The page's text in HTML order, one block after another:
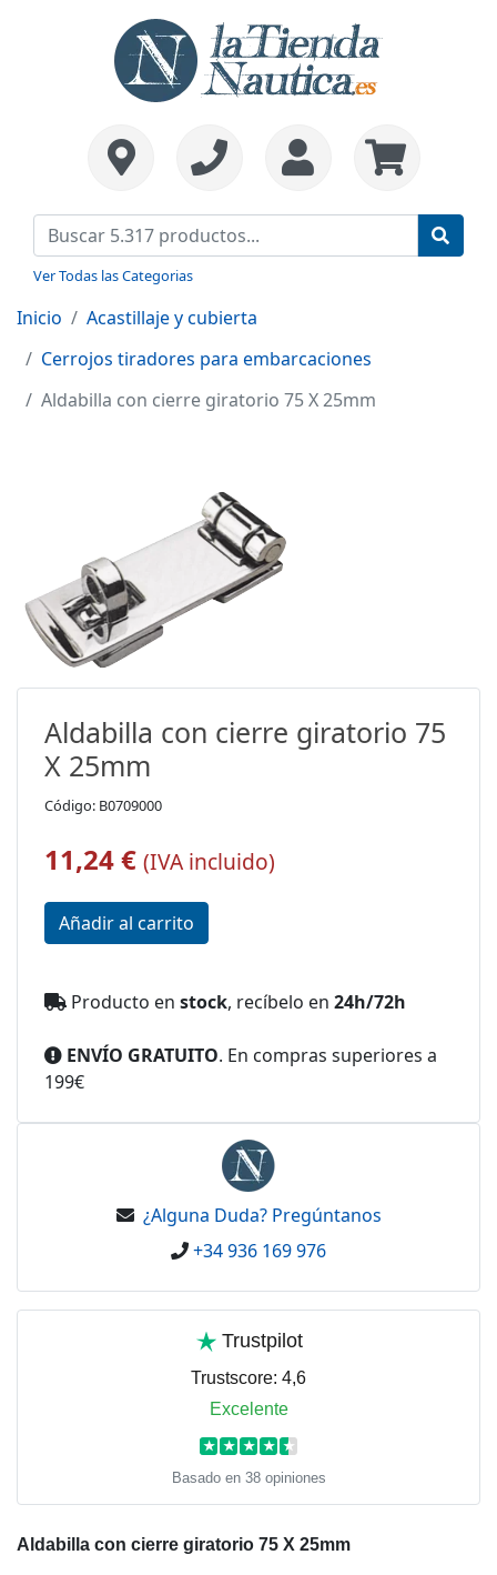
Ver Todas las Categorias
Inicio
Acastillaje y cubierta
Cerrojos tiradores para embarcaciones
Aldabilla con cierre giratorio 75 X 25mm
Aldabilla con cierre giratorio 75
X 25mm
Código: B0709000
11,24 € (IVA incluido)
Producto en stock, recíbelo en 24h/72h
ENVÍO GRATUITO. En compras superiores a
199€
¿Alguna Duda? Pregúntanos
+34 936 169 976
Trustpilot
Trustscore: 4,6
Excelente
★ ★ ★ ★ ★
Basado en 38 opiniones
Aldabilla con cierre giratorio 75 X 25mm